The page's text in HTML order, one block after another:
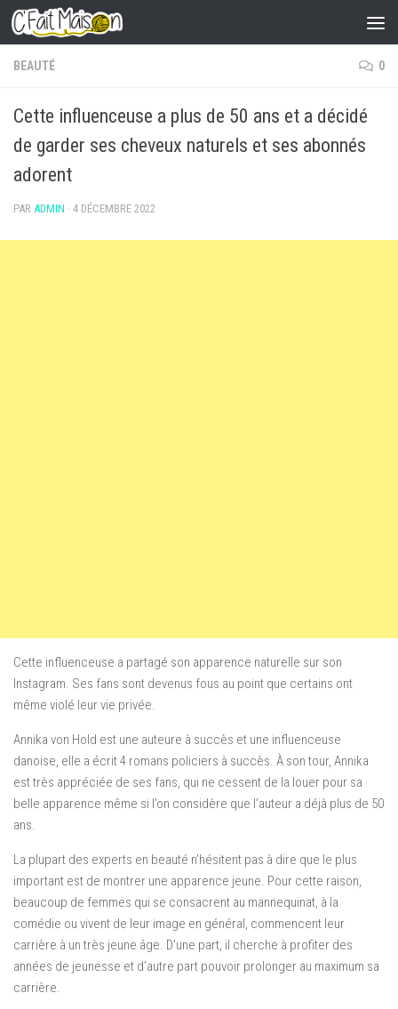
Skip to content
BEAUTÉ 0
Cette influenceuse a plus de 50 ans et a décidé
de garder ses cheveux naturels et ses abonnés
adorent
PAR ADMIN · 4 DÉCEMBRE 2022
Cette influenceuse a partagé son apparence naturelle sur son
Instagram. Ses fans sont devenus fous au point que certains ont
même violé leur vie privée.
Annika von Hold est une auteure à succès et une influenceuse
danoise, elle a écrit 4 romans policiers à succès. À son tour, Annika
est très appréciée de ses fans, qui ne cessent de la louer pour sa
belle apparence même si l’on considère que l’auteur a déjà plus de 50
ans.
La plupart des experts en beauté n’hésitent pas à dire que le plus
important est de montrer une apparence jeune. Pour cette raison,
beaucoup de femmes qui se consacrent au mannequinat, à la
comédie ou vivent de leur image en général, commencent leur
carrière à un très jeune âge. D’une part, il cherche à profiter des
années de jeunesse et d’autre part pouvoir prolonger au maximum sa
carrière.